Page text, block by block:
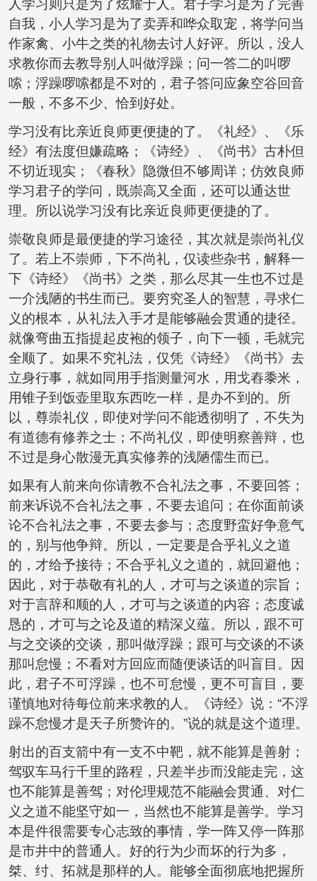
人学习则只是为了炫耀于人。君子学习是为了完善
自我，小人学习是为了卖弄和哗众取宠，将学问当
作家禽、小牛之类的礼物去讨人好评。所以，没人
求教你而去教导别人叫做浮躁；问一答二的叫啰
嗦；浮躁啰嗦都是不对的，君子答问应象空谷回音
一般，不多不少、恰到好处。
学习没有比亲近良师更便捷的了。《礼经》、《乐
经》有法度但嫌疏略；《诗经》、《尚书》古朴但
不切近现实；《春秋》隐微但不够周详；仿效良师
学习君子的学问，既崇高又全面，还可以通达世
理。所以说学习没有比亲近良师更便捷的了。
崇敬良师是最便捷的学习途径，其次就是崇尚礼仪
了。若上不崇师，下不尚礼，仅读些杂书，解释一
下《诗经》《尚书》之类，那么尽其一生也不过是
一介浅陋的书生而已。要穷究圣人的智慧，寻求仁
义的根本，从礼法入手才是能够融会贯通的捷径。
就像弯曲五指提起皮袍的领子，向下一顿，毛就完
全顺了。如果不究礼法，仅凭《诗经》《尚书》去
立身行事，就如同用手指测量河水，用戈舂黍米，
用锥子到饭壶里取东西吃一样，是办不到的。所
以，尊崇礼仪，即使对学问不能透彻明了，不失为
有道德有修养之士；不尚礼仪，即使明察善辩，也
不过是身心散漫无真实修养的浅陋儒生而已。
如果有人前来向你请教不合礼法之事，不要回答；
前来诉说不合礼法之事，不要去追问；在你面前谈
论不合礼法之事，不要去参与；态度野蛮好争意气
的，别与他争辩。所以，一定要是合乎礼义之道
的，才给予接待；不合乎礼义之道的，就回避他；
因此，对于恭敬有礼的人，才可与之谈道的宗旨；
对于言辞和顺的人，才可与之谈道的内容；态度诚
恳的，才可与之论及道的精深义蕴。所以，跟不可
与之交谈的交谈，那叫做浮躁；跟可与交谈的不谈
那叫怠慢；不看对方回应而随便谈话的叫盲目。因
此，君子不可浮躁，也不可怠慢，更不可盲目，要
谨慎地对待每位前来求教的人。《诗经》说：“不浮
躁不怠慢才是天子所赞许的。”说的就是这个道理。
射出的百支箭中有一支不中靶，就不能算是善射；
驾驭车马行千里的路程，只差半步而没能走完，这
也不能算是善驾；对伦理规范不能融会贯通、对仁
义之道不能坚守如一，当然也不能算是善学。学习
本是件很需要专心志致的事情，学一阵又停一阵那
是市井中的普通人。好的行为少而坏的行为多，
桀、纣、拓就是那样的人。能够全面彻底地把握所